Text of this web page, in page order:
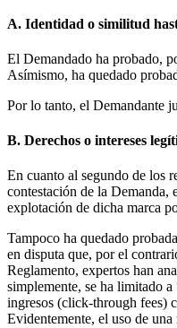
A. Identidad o similitud
El Demandado ha probado,
Asímismo, ha quedado
Por lo tanto, el Demandante
B. Derechos o intereses
En cuanto al segundo de los
contestación de la Demanda,
explotación de dicha marca
Tampoco ha quedado
en disputa que, por el
Reglamento, expertos han
simplemente, se ha limitado
ingresos (click-through fees)
Evidentemente, el uso de